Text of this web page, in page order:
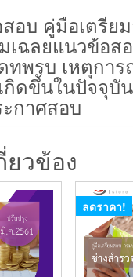
อบ คู่มือเตรีย
ฉลยแนวข้อส
ทพรบ เหตุกา
กิดขึ้นในปัจจุบั
กาศสอบ
ยวข้อง
ลดราคา!